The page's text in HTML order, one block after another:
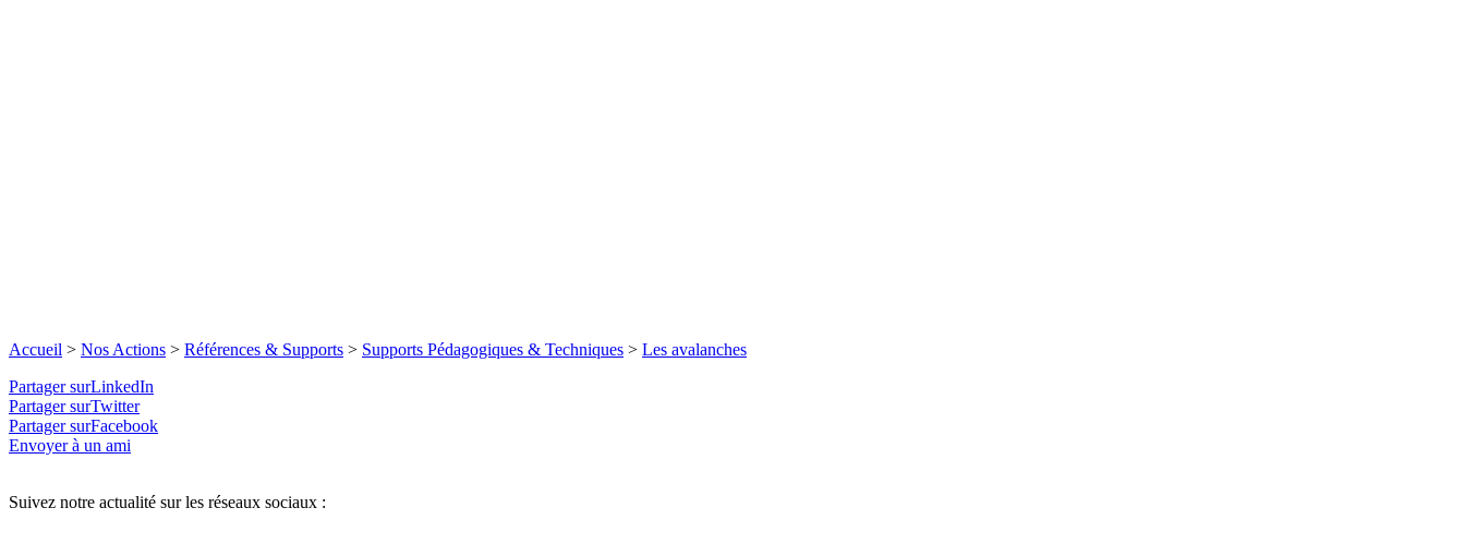
Accueil > Nos Actions > Références & Supports > Supports Pédagogiques & Techniques > Les avalanches
Partager surLinkedIn
Partager surTwitter
Partager surFacebook
Envoyer à un ami
Suivez notre actualité sur les réseaux sociaux :